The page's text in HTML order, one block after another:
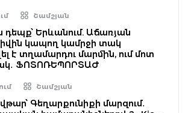
Շամշյան
Երևանում. Աճառյան
կապող կամրջի տակ
է տղամարդու մարմին, ում մոտ
ՖՈՏՈՌԵՊՈՐՏԱԺ
Շամշյան
Գեղարքունիքի մարզում․